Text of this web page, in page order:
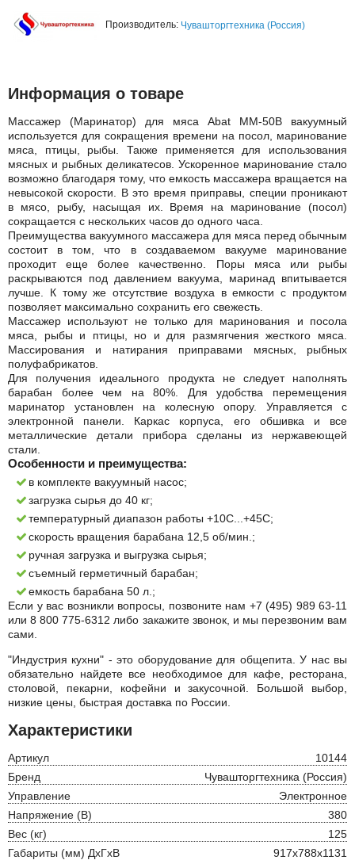
Производитель: Чувашторгтехника (Россия)
Информация о товаре
Массажер (Маринатор) для мяса Abat ММ-50В вакуумный
используется для сокращения времени на посол, маринование
мяса, птицы, рыбы. Также применяется для использования
мясных и рыбных деликатесов. Ускоренное маринование стало
возможно благодаря тому, что емкость массажера вращается на
невысокой скорости. В это время приправы, специи проникают
в мясо, рыбу, насыщая их. Время на маринование (посол)
сокращается с нескольких часов до одного часа.
Преимущества вакуумного массажера для мяса перед обычным
состоит в том, что в создаваемом вакууме маринование
проходит еще более качественно. Поры мяса или рыбы
раскрываются под давлением вакуума, маринад впитывается
лучше. К тому же отсутствие воздуха в емкости с продуктом
позволяет максимально сохранить его свежесть.
Массажер используют не только для маринования и посола
мяса, рыбы и птицы, но и для размягчения жесткого мяса.
Массирования и натирания приправами мясных, рыбных
полуфабрикатов.
Для получения идеального продукта не следует наполнять
барабан более чем на 80%. Для удобства перемещения
маринатор установлен на колесную опору. Управляется с
электронной панели. Каркас корпуса, его обшивка и все
металлические детали прибора сделаны из нержавеющей
стали.
Особенности и преимущества:
в комплекте вакуумный насос;
загрузка сырья до 40 кг;
температурный диапазон работы +10С...+45С;
скорость вращения барабана 12,5 об/мин.;
ручная загрузка и выгрузка сырья;
съемный герметичный барабан;
емкость барабана 50 л.;
Если у вас возникли вопросы, позвоните нам +7 (495) 989 63-11
или 8 800 775-6312 либо закажите звонок, и мы перезвоним вам
сами.
"Индустрия кухни" - это оборудование для общепита. У нас вы
обязательно найдете все необходимое для кафе, ресторана,
столовой, пекарни, кофейни и закусочной. Большой выбор,
низкие цены, быстрая доставка по России.
Характеристики
Артикул
10144
Бренд
Чувашторгтехника (Россия)
Управление
Электронное
Напряжение (В)
380
Вес (кг)
125
Габариты (мм) ДхГхВ
917х788х1131